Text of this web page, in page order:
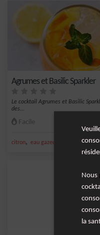
Agrumes et Basilic Sparkler
Le cocktail Agrumes et Basilic
des...
Facile
citron, eau gazeuse ,eau,
Nous
la